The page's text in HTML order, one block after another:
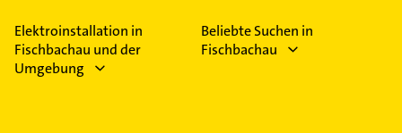
Elektroinstallation in
Fischbachau und der
Umgebung
Beliebte Suchen in
Fischbachau